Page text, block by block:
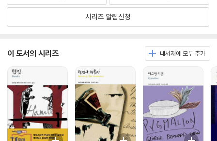
시리즈 알림신청
이 도서의 시리즈 내서재에 모두 추가